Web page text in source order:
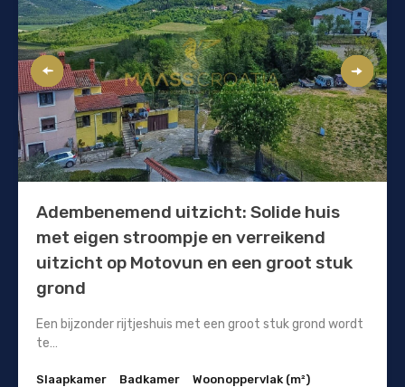
Adembenemend uitzicht: Solide huis
met eigen stroompje en verreikend
uitzicht op Motovun en een groot stuk
grond
Een bijzonder rijtjeshuis met een groot stuk grond wordt
te…
Slaapkamer
Badkamer
Woonoppervlak (m²)